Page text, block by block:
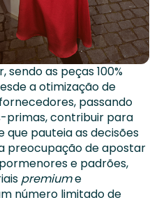
as peças 100%
a otimização de
passando
primas, contribuir para
pauteia as decisões
preocupação de apostar
e padrões,
premiume
número limitado de